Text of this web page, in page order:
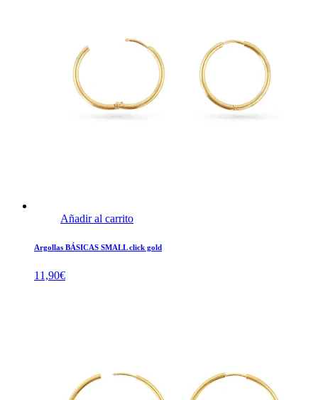
Añadir al carrito
Argollas BÁSICAS SMALL click gold
11,90€